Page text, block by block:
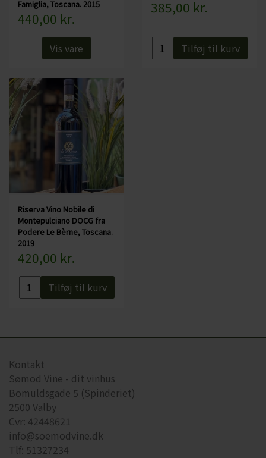
Serveres fx: Grillet lyst og rødt kød, kraftig pastaret samt ost - fx
pecorino
Flaskestørrelse: 75 cl
Økologisk: Nej
Indeholder sulfitter: Ja, alle vine indeholder sulfitter, da de opstår
under fermenteringen
Famiglia, Toscana. 2015
440,00 kr.
Vis vare
385,00 kr.
Tilføj til kurv
Riserva Vino Nobile di
Montepulciano DOCG fra
Podere Le Bèrne, Toscana.
2019
420,00 kr.
Tilføj til kurv
Kontakt
Sømod Vine - dit vinhus
Bomuldsgade 5 (Spinderiet)
2500 Valby
Cvr: 42448621
info@soemodvine.dk
Tlf: 51327234